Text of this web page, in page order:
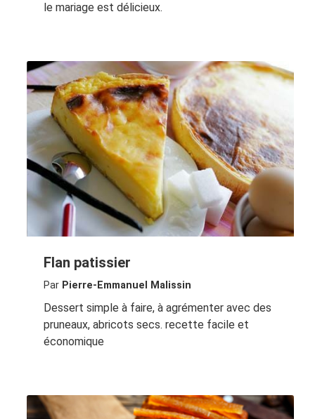
le mariage est délicieux.
Flan patissier
Par Pierre-Emmanuel Malissin
Dessert simple à faire, à agrémenter avec des
pruneaux, abricots secs. recette facile et
économique